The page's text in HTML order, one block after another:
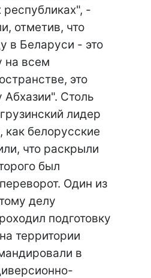
-
отметив, что
в Беларуси - это
на всем
это
Абхазии". Столь
лидер
как белорусские
что раскрыли
был
Один из
делу
подготовку
территории
в